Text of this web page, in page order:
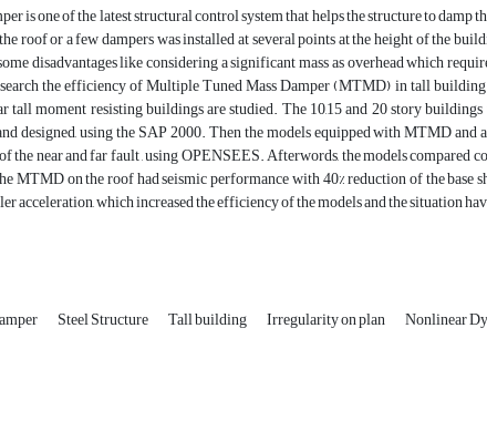
is one of the latest structural control system that helps the structure to damp
roof or a few dampers was installed at several points at the height of the
disadvantages like considering a significant mass as overhead which
the efficiency of Multiple Tuned Mass Damper (MTMD) in tall
tall moment resisting buildings are studied. The 10,15 and 20 story
designed, using the SAP 2000. Then the models equipped with MTMD
the near and far fault , using OPENSEES. Afterwords, the models
MTMD on the roof had seismic performance with 40% reduction of the base
acceleration, which increased the efficiency of the models and the situation
Steel Structure Tall building Irregularity on plan Nonlinear